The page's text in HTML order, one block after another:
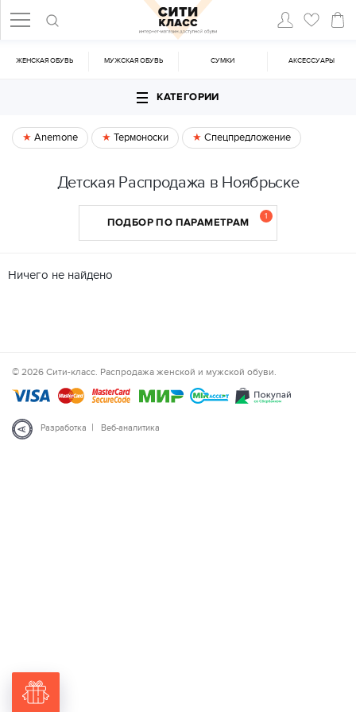
ЖЕНСКАЯ ОБУВЬ МУЖСКАЯ ОБУВЬ CУМКИ АКСЕССУАРЫ
КАТЕГОРИИ
Anemone Термоноски Спецпредложение
Детская Распродажа в Ноябрьске
ПОДБОР ПО ПАРАМЕТРАМ 1
Ничего не найдено
© 2026 Сити-класс. Распродажа женской и мужской обуви.
Разработка | Веб-аналитика